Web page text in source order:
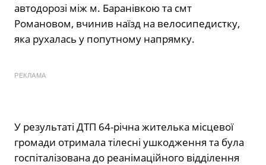
автодорозі між м. Баранівкою та смт
Романовом, вчинив наїзд на велосипедистку,
яка рухалась у попутному напрямку.
РЕКЛАМА
У результаті ДТП 64-річна жителька місцевої
громади отримала тілесні ушкодження та була
госпіталізована до реанімаційного відділення